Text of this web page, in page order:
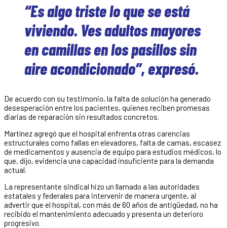
“Es algo triste lo que se está
viviendo. Ves adultos mayores
en camillas en los pasillos sin
aire acondicionado”, expresó.
De acuerdo con su testimonio, la falta de solución ha generado
desesperación entre los pacientes, quienes reciben promesas
diarias de reparación sin resultados concretos.
Martínez agregó que el hospital enfrenta otras carencias
estructurales como fallas en elevadores, falta de camas, escasez
de medicamentos y ausencia de equipo para estudios médicos, lo
que, dijo, evidencia una capacidad insuficiente para la demanda
actual.
La representante sindical hizo un llamado a las autoridades
estatales y federales para intervenir de manera urgente, al
advertir que el hospital, con más de 60 años de antigüedad, no ha
recibido el mantenimiento adecuado y presenta un deterioro
progresivo.